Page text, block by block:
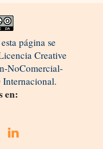
página se
Creative
NoComercial-
en: